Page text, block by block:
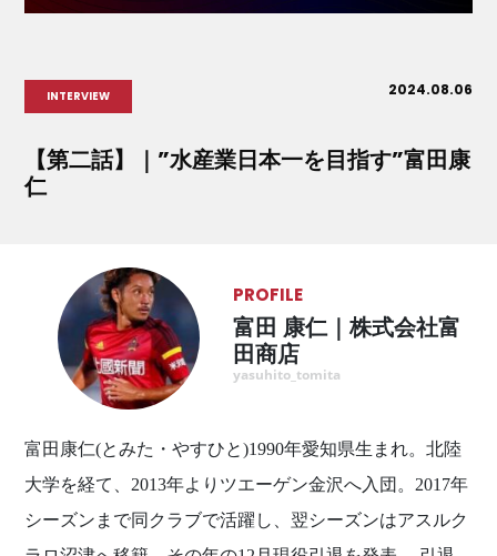
INTERVIEW 2024.08.06
【第二話】｜”水産業日本一を目指す”富田康
仁
PROFILE
富田 康仁｜株式会社富
田商店
yasuhito_tomita
富田康仁(とみた・やすひと)1990年愛知県生まれ。北陸
大学を経て、2013年よりツエーゲン金沢へ入団。2017年
シーズンまで同クラブで活躍し、翌シーズンはアスルク